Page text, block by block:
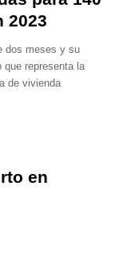
2023
dos meses y su
que representa la
de vivienda
en